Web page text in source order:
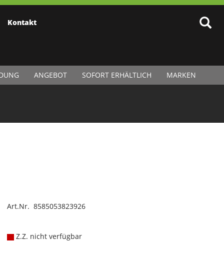
Kontakt
ANGEBOT SOFORT ERHÄLTLICH MARKEN
Art.Nr. 8585053823926
Z.Z. nicht verfügbar